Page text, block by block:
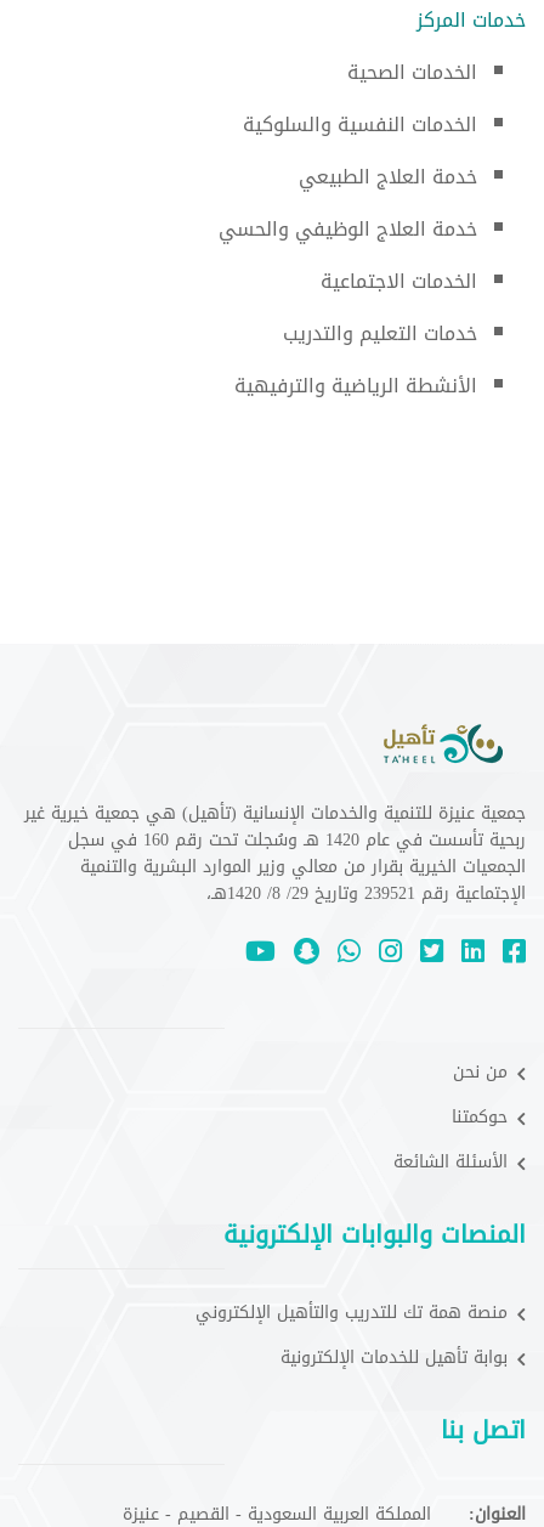
خدمات المركز
الخدمات الصحية
الخدمات النفسية والسلوكية
خدمة العلاج الطبيعي
خدمة العلاج الوظيفي والحسي
الخدمات الاجتماعية
خدمات التعليم والتدريب
الأنشطة الرياضية والترفيهية
جمعية عنيزة للتنمية والخدمات الإنسانية (تأهيل) هي جمعية خيرية غير
ربحية تأسست في عام 1420 هـ وسُجلت تحت رقم 160 في سجل
الجمعيات الخيرية بقرار من معالي وزير الموارد البشرية والتنمية
الإجتماعية رقم 239521 وتاريخ 29/ 8/ 1420هـ،
من نحن
حوكمتنا
الأسئلة الشائعة
المنصات والبوابات الإلكترونية
منصة همة تك للتدريب والتأهيل الإلكتروني
بوابة تأهيل للخدمات الإلكترونية
اتصل بنا
العنوان: المملكة العربية السعودية - القصيم - عنيزة